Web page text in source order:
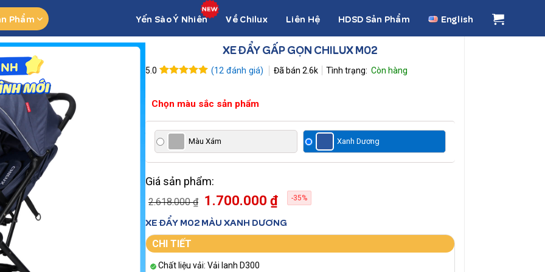
Phẩm Yến Sào Ý Nhiên Về Chilux Liên Hệ HDSD Sản Phẩm English
XE ĐẨY GẤP GỌN CHILUX M02
5.0
đánh giá
(12đánh giá) Đã bán 2.6k
Chọn màu sắc sản phẩm
Màu Xám Xanh Dương
Giá sản phẩm:
2.618.000 ₫ 1.700.000 ₫ -35%
XE ĐẨY M02 MÀU XANH DƯƠNG
CHI TIẾT
Chất liệu vải: Vải lanh D300